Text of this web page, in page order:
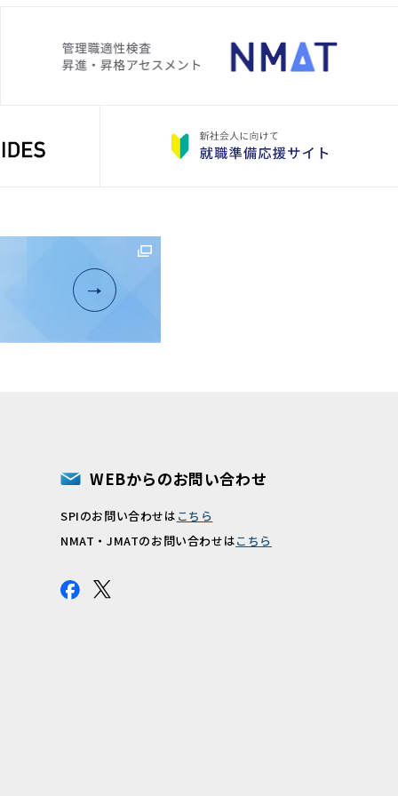
WEBからのお問い合わせ
SPIのお問い合わせは こちら
NMAT・JMATのお問い合わせはこちら